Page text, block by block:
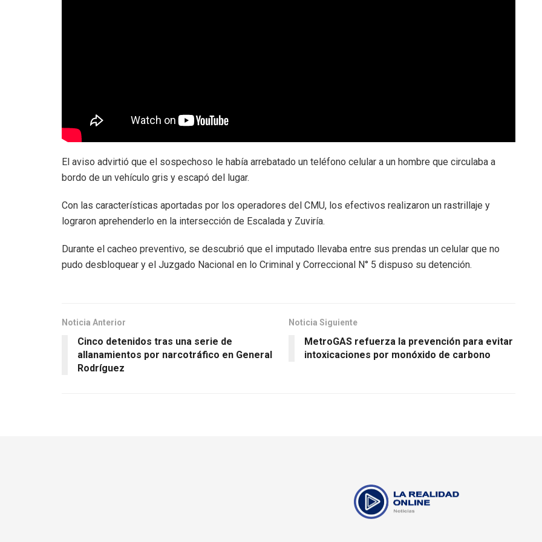
El aviso advirtió que el sospechoso le había arrebatado un teléfono celular a un hombre que circulaba a
bordo de un vehículo gris y escapó del lugar.
Con las características aportadas por los operadores del CMU, los efectivos realizaron un rastrillaje y
lograron aprehenderlo en la intersección de Escalada y Zuviría.
Durante el cacheo preventivo, se descubrió que el imputado llevaba entre sus prendas un celular que no
pudo desbloquear y el Juzgado Nacional en lo Criminal y Correccional N° 5 dispuso su detención.
Noticia Anterior
Cinco detenidos tras una serie de
allanamientos por narcotráfico en General
Rodríguez
Noticia Siguiente
MetroGAS refuerza la prevención para evitar
intoxicaciones por monóxido de carbono